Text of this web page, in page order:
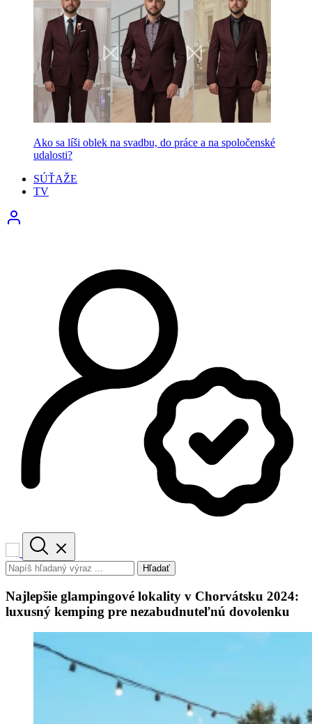
Ako sa líši oblek na svadbu, do práce a na spoločenské
udalosti?
SÚŤAŽE
TV
Hľadať
Najlepšie glampingové lokality v Chorvátsku 2024:
luxusný kemping pre nezabudnuteľnú dovolenku